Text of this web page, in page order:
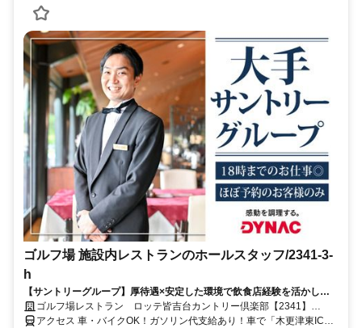
ゴルフ場 施設内レストランのホールスタッフ/2341-3-
h
【サントリーグループ】厚待遇×安定した環境で飲食店経験を活かした
キャリアアップをしませんか？
ゴルフ場レストラン ロッテ皆吉台カントリー倶楽部【2341】
【社】
アクセス 車・バイクOK！ガソリン代支給あり！車で「木更津東IC」